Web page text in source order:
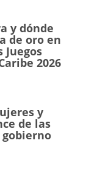
y dónde
de oro en
2026
y
de las